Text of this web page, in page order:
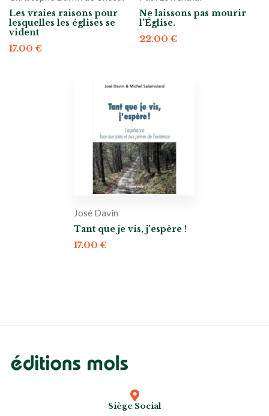
Les vraies raisons pour
lesquelles les églises se
vident
17.00 €
Ne laissons pas mourir
l’Église.
22.00 €
José Davin
Tant que je vis, j’espère !
17.00€
Siège Social